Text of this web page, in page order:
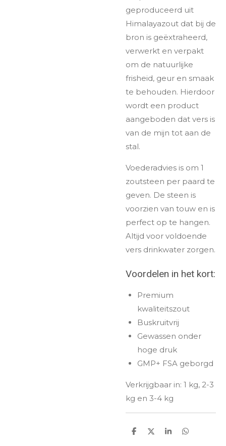
geproduceerd uit
Himalayazout dat bij de
bron is geëxtraheerd,
verwerkt en verpakt
om de natuurlijke
frisheid, geur en smaak
te behouden. Hierdoor
wordt een product
aangeboden dat vers is
van de mijn tot aan de
stal.
Voederadvies is om 1
zoutsteen per paard te
geven. De steen is
voorzien van touw en is
perfect op te hangen.
Altijd voor voldoende
vers drinkwater zorgen.
Voordelen in het kort:
Premium
kwaliteitszout
Buskruitvrij
Gewassen onder
hoge druk
GMP+ FSA geborgd
Verkrijgbaar in: 1 kg, 2-3
kg en 3-4 kg
D
D
S
D